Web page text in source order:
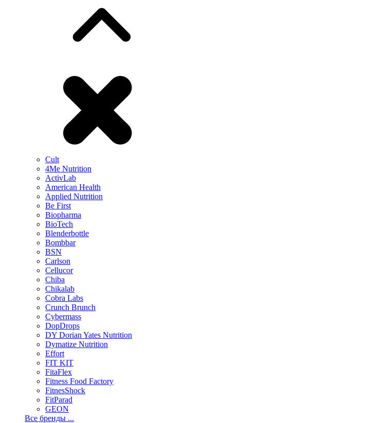
Cult
4Me Nutrition
ActivLab
American Health
Applied Nutrition
Be First
Biopharma
BioTech
Blenderbottle
Bombbar
BSN
Carlson
Cellucor
Chiba
Chikalab
Cobra Labs
Crunch Brunch
Cybermass
DopDrops
DY Dorian Yates Nutrition
Dymatize Nutrition
Effort
FIT KIT
FitaFlex
Fitness Food Factory
FitnesShock
FitParad
GEON
Все бренды ...